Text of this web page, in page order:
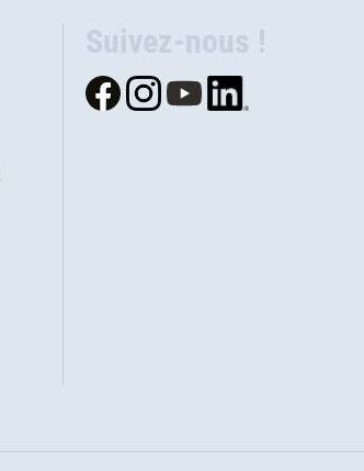
Suivez-nous !